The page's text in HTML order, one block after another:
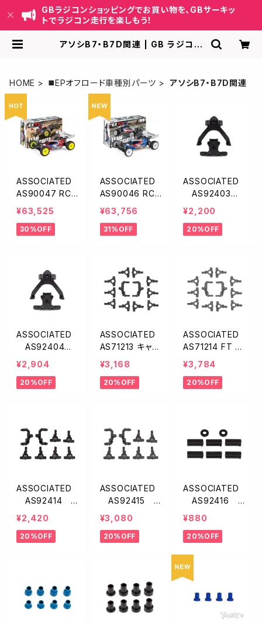
GBラジコンショッピングでお買い物を、GBサーキッ
トでラジコン走行を楽しもう！
アソシB7・B7D関連 | GB ラジコン
HOME
◼️EPオフロード車種別パーツ アソシB7・B7D関連
ASSOCIATED
AS90047 RC1
0B7.1D Team K
it（ダート路面
向）
¥63,525
30%OFF
ASSOCIATED
AS90046 RC1
0B7.1 Team Kit
（人工芝＆カー
ペット路面向）
¥63,756
31%OFF
ASSOCIATED
AS92403
トッププレート・
ボールスタッド
マウント【B7】
¥2,200
20%OFF
ASSOCIATED
AS92404 F
T トッププレー
ト・ボールスタッ
ドマウント・カー
¥2,904
20%OFF
ASSOCIATED
AS71213 キャス
ター＆ステアリン
グブロックV2【B
7/T7/SC7】
¥3,168
20%OFF
ASSOCIATED
AS71214 FT キ
ャスター＆ステア
リングブロックV
2【カーボン/B7/
¥3,784
20%OFF
ASSOCIATED
AS92414
キャスター・ステ
アリングブロック
【B7】
¥2,420
20%OFF
ASSOCIATED
AS92415 F
T キャスター・ス
テアリングブロッ
ク・カーボン【B
¥3,080
20%OFF
ASSOCIATED
AS92416
キャスターインサ
¥880
20%OFF